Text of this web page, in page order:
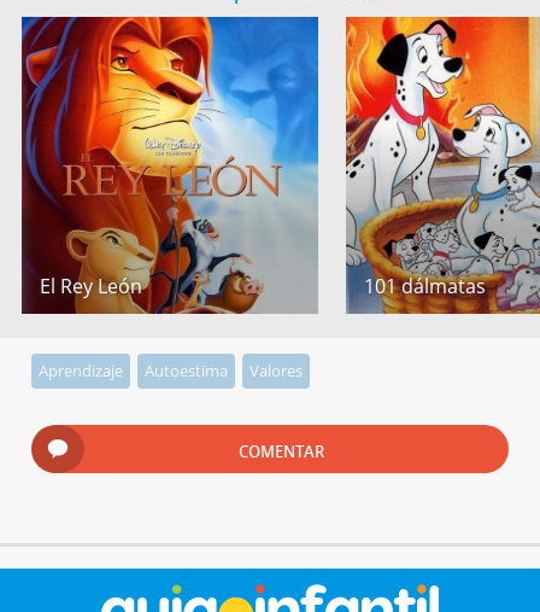
El Rey León 101 dálmatas
Aprendizaje Autoestima Valores
COMENTAR